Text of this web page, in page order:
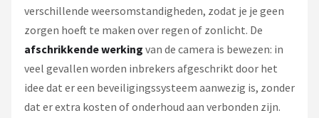
verschillende weersomstandigheden, zodat je je geen
zorgen hoeft te maken over regen of zonlicht. De
afschrikkende werking van de camera is bewezen: in
veel gevallen worden inbrekers afgeschrikt door het
idee dat er een beveiligingssysteem aanwezig is, zonder
dat er extra kosten of onderhoud aan verbonden zijn.